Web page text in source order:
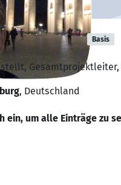
Franzen Basis
, Deutschland
ein, um alle Einträge zu